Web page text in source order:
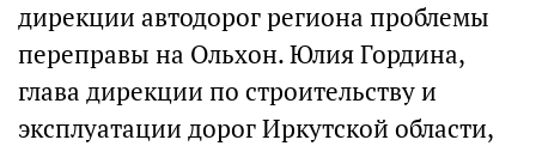
дирекции автодорог региона проблемы
переправы на Ольхон. Юлия Гордина,
глава дирекции по строительству и
эксплуатации дорог Иркутской области,